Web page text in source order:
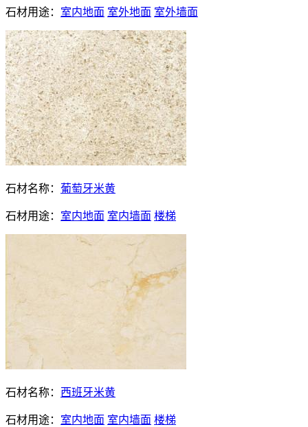
石材用途： 室内地面 室外地面 室外墙面
石材名称： 葡萄牙米黄
石材用途： 室内地面 室内墙面 楼梯
石材名称： 西班牙米黄
石材用途： 室内地面 室内墙面 楼梯